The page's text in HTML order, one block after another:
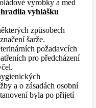
výrobky a med
vyhlášku
způsobech
šarže.
požadavcích
pro předcházení
a o zásadách osobní
byla po přijetí